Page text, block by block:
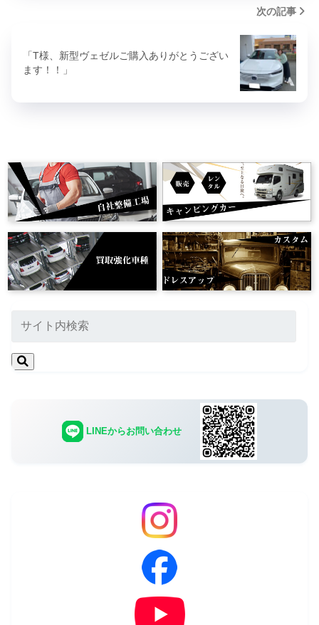
次の記事
「T様、新型ヴェゼルご購入ありがとうござい
ます！！」
LINEからお問い合わせ